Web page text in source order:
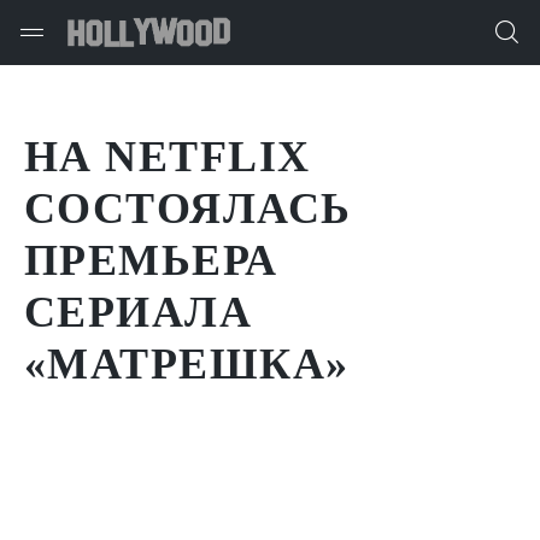
НА NETFLIX
СОСТОЯЛАСЬ
ПРЕМЬЕРА
СЕРИАЛА
«МАТРЕШКА»